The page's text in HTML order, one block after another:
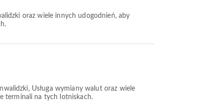
oraz wiele innych udogodnień, aby
Usługa wymiany walut oraz wiele
terminali na tych lotniskach.